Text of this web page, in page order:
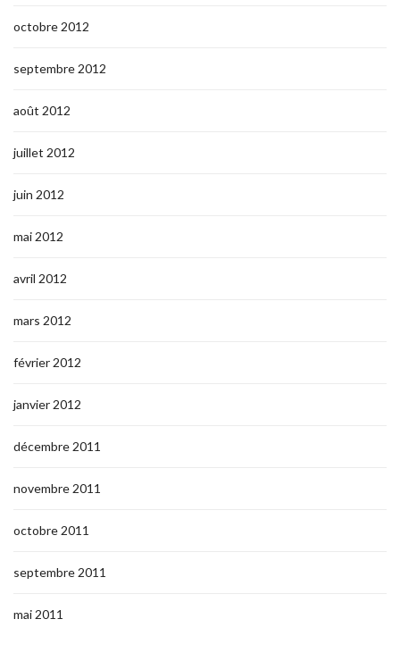
octobre 2012
septembre 2012
août 2012
juillet 2012
juin 2012
mai 2012
avril 2012
mars 2012
février 2012
janvier 2012
décembre 2011
novembre 2011
octobre 2011
septembre 2011
mai 2011